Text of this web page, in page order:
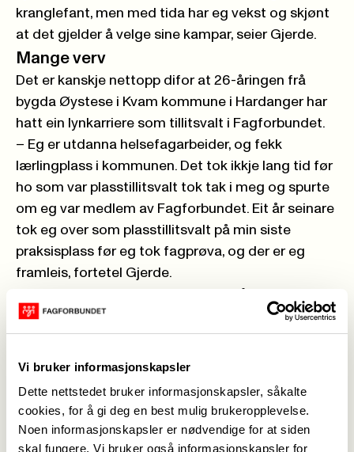
Vi bruker informasjonskapsler
Dette nettstedet bruker informasjonskapsler, såkalte
cookies, for å gi deg en best mulig brukeropplevelse.
Noen informasjonskapsler er nødvendige for at siden
skal fungere. Vi bruker også informasjonskapsler for
kranglefant, men med tida har eg vekst og skjønt
at det gjelder å velge sine kampar, seier Gjerde.
Mange verv
Det er kanskje nettopp difor at 26-åringen frå
bygda Øystese i Kvam kommune i Hardanger har
hatt ein lynkarriere som tillitsvalt i Fagforbundet.
– Eg er utdanna helsefagarbeider, og fekk
lærlingplass i kommunen. Det tok ikkje lang tid før
ho som var plasstillitsvalt tok tak i meg og spurte
om eg var medlem av Fagforbundet. Eit år seinare
tok eg over som plasstillitsvalt på min siste
praksisplass før eg tok fagprøva, og der er eg
framleis, fortetel Gjerde.
fagbrev for tre år sida og gjekk rett ut i jobb. Ho sit
også i styret i Kvam Arbeiderparti, er
ungdomsutvalet i Fagforbundet Hordaland.
– Eg synes det er ein veldig kjekk jobb. Det aller
beste er all kontakten vi har med ungdommane